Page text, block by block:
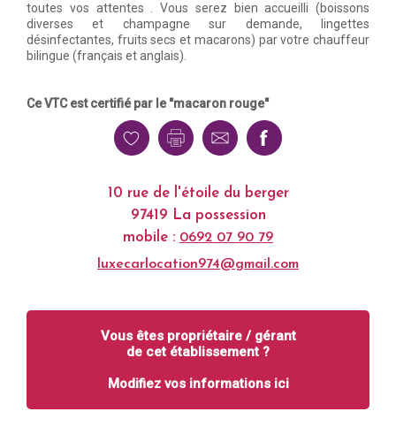
toutes vos attentes . Vous serez bien accueilli (boissons
diverses et champagne sur demande, lingettes
désinfectantes, fruits secs et macarons) par votre chauffeur
bilingue (français et anglais).
Ce VTC est certifié par le "macaron rouge"
10 rue de l'étoile du berger
97419 La possession
mobile : 0692 07 90 79
luxecarlocation974@gmail.com
Vous êtes propriétaire / gérant
de cet établissement ?
Modifiez vos informations ici